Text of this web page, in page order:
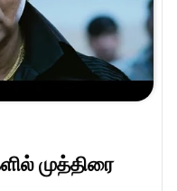
முத்திரை